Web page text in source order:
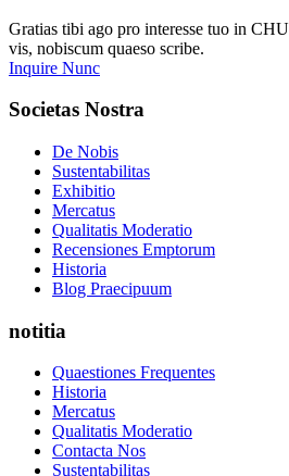
Gratias tibi ago pro interesse tuo in
vis, nobiscum quaeso scribe.
Inquire Nunc
Societas Nostra
De Nobis
Sustentabilitas
Exhibitio
Mercatus
Qualitatis Moderatio
Recensiones Emptorum
Historia
Blog Praecipuum
notitia
Quaestiones Frequentes
Historia
Mercatus
Qualitatis Moderatio
Contacta Nos
Sustentabilitas